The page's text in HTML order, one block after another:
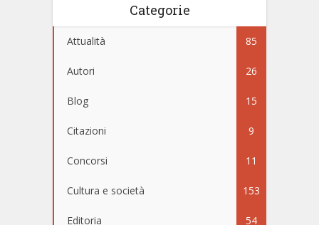
Categorie
Attualità 85
Autori 26
Blog 15
Citazioni 9
Concorsi 11
Cultura e società 153
Editoria 54